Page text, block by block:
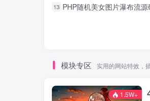
13 PHP随机美女图片瀑布流源
模块专区 实用的网站特效，
1.5W+